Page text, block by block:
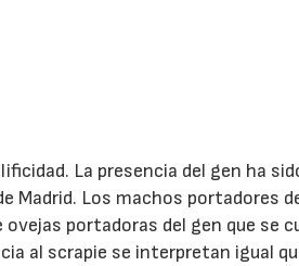
La presencia del gen ha
Madrid. Los machos portadores
portadoras del gen que se
al scrapie se interpretan igual